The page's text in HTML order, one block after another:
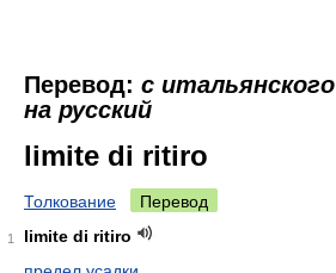
Перевод: с итальянского
на русский
limite di ritiro
Толкование Перевод
1
limite di ritiro